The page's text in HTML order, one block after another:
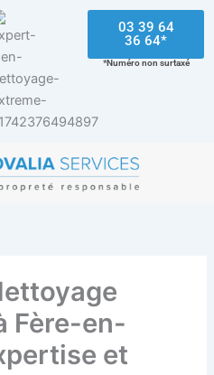
03 39 64
36 64*
*Numéro non surtaxé
Fère-en-
et